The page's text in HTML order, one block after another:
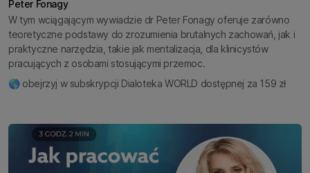
Peter Fonagy
W tym wciągającym wywiadzie dr Peter Fonagy oferuje zarówno
teoretyczne podstawy do zrozumienia brutalnych zachowań, jak i
praktyczne narzędzia, takie jak mentalizacja, dla klinicystów
pracujących z osobami stosującymi przemoc.
🌎 obejrzyj w subskrypcji Dialoteka WORLD dostępnej za 159 zł